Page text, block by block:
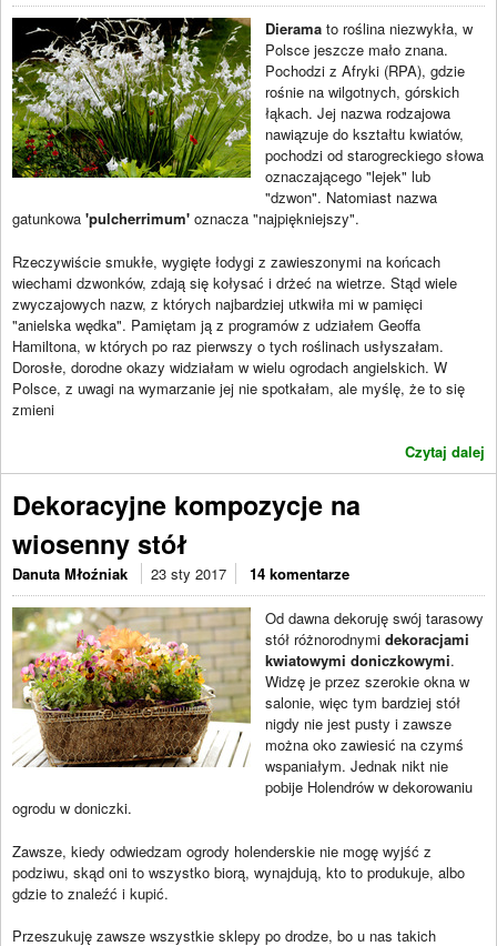
Dierama to roślina niezwykła, w
Polsce jeszcze mało znana.
Pochodzi z Afryki (RPA), gdzie
rośnie na wilgotnych, górskich
łąkach. Jej nazwa rodzajowa
nawiązuje do kształtu kwiatów,
pochodzi od starogreckiego słowa
oznaczającego "lejek" lub
"dzwon". Natomiast nazwa
gatunkowa 'pulcherrimum' oznacza "najpiękniejszy".
Rzeczywiście smukłe, wygięte łodygi z zawieszonymi na końcach
wiechami dzwonków, zdają się kołysać i drżeć na wietrze. Stąd wiele
zwyczajowych nazw, z których najbardziej utkwiła mi w pamięci
"anielska wędka". Pamiętam ją z programów z udziałem Geoffa
Hamiltona, w których po raz pierwszy o tych roślinach usłyszałam.
Dorosłe, dorodne okazy widziałam w wielu ogrodach angielskich. W
Polsce, z uwagi na wymarzanie jej nie spotkałam, ale myślę, że to się
zmieni
Czytaj dalej
Dekoracyjne kompozycje na
wiosenny stół
Danuta Młoźniak 23 sty 2017 14 komentarze
Od dawna dekoruję swój tarasowy
stół różnorodnymi dekoracjami
kwiatowymi doniczkowymi.
Widzę je przez szerokie okna w
salonie, więc tym bardziej stół
nigdy nie jest pusty i zawsze
można oko zawiesić na czymś
wspaniałym. Jednak nikt nie
pobije Holendrów w dekorowaniu
ogrodu w doniczki.
Zawsze, kiedy odwiedzam ogrody holenderskie nie mogę wyjść z
podziwu, skąd oni to wszystko biorą, wynajdują, kto to produkuje, albo
gdzie to znaleźć i kupić.
Przeszukuję zawsze wszystkie sklepy po drodze, bo u nas takich